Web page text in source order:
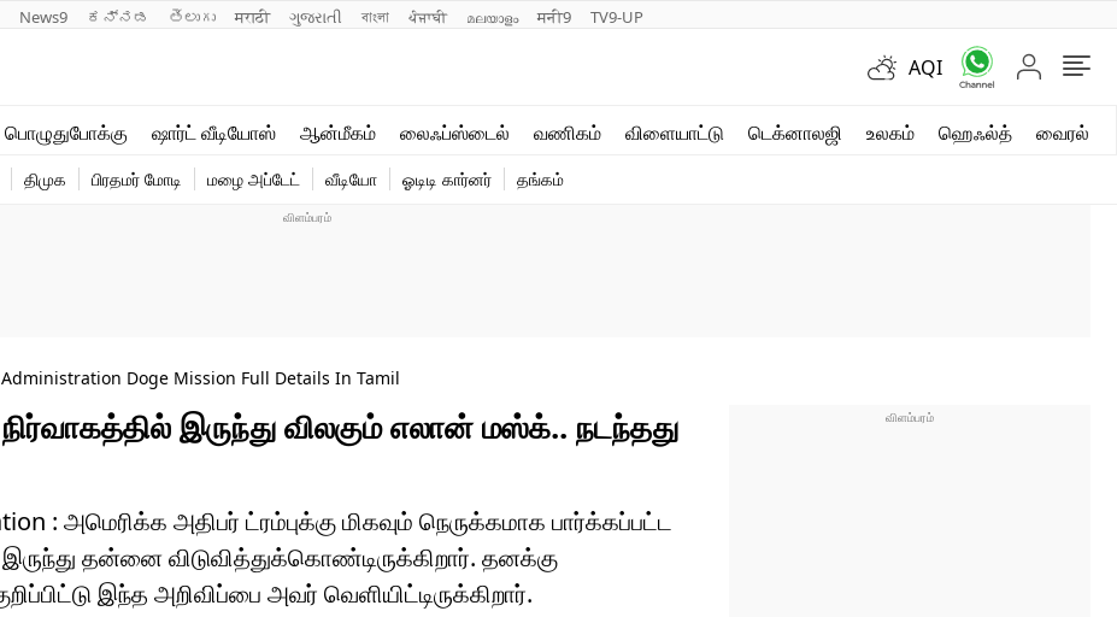
News9 ಕನ್ನಡ తెలుగు मराठी ગુજરાતી বাংলা ਪੰਜਾਬੀ മലയാളം मनी9 TV9-UP
AQI
பொழுதுபோக்கு ஷார்ட் வீடியோஸ் ஆன்மீகம் லைஃப்ஸ்டைல் வணிகம் விளையாட்டு டெக்னாலஜி உலகம் ஹெஃல்த் வைரல்
வணிகம்
வைரல்
திமுக பிரதமர் மோடி மழை அப்டேட் வீடியோ ஓடிடி கார்னர் தங்கம்
Doge Mission Full Details In Tamil
இருந்து விலகும் எலான் மஸ்க்.. நடந்தது
: அமெரிக்க அதிபர் ட்ரம்புக்கு மிகவும் நெருக்கமாக பார்க்கப்பட்ட
தன்னை விடுவித்துக்கொண்டிருக்கிறார். தனக்கு
இந்த அறிவிப்பை அவர் வெளியிட்டிருக்கிறார்.